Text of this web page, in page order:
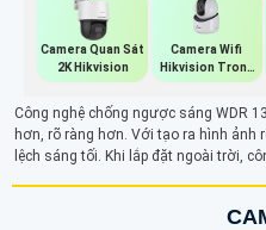
Camera Quan Sát
2K Hikvision
Camera Wifi
Hikvision Trong
Nhà
Công nghệ chống ngược sáng WDR
hơn, rõ ràng hơn. Với tạo ra hình ảnh
lệch sáng tối. Khi lắp đặt ngoài trời,